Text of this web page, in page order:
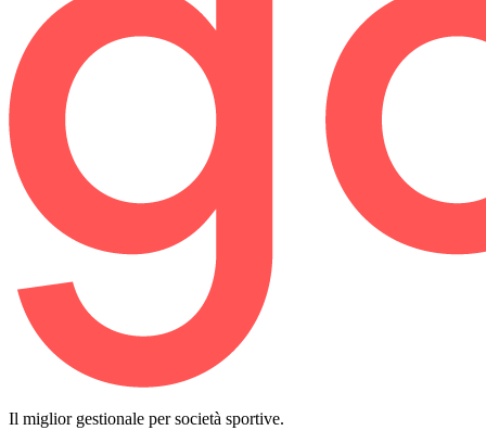
Il miglior gestionale per società sportive.